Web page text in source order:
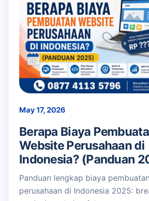
May 17, 2026
Berapa Biaya
Website Perusahaan di
Indonesia? (Panduan
Panduan lengkap biaya
perusahaan di Indonesia 2025: